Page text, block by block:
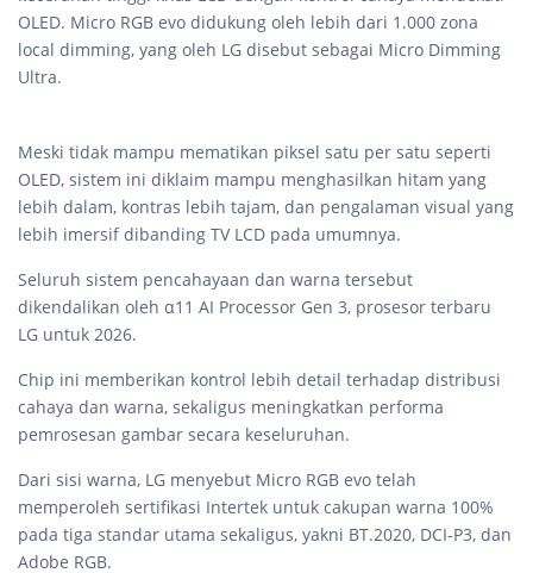
OLED. Micro RGB evo didukung oleh lebih dari 1.000 zona
local dimming, yang oleh LG disebut sebagai Micro Dimming
Ultra.
Meski tidak mampu mematikan piksel satu per satu seperti
OLED, sistem ini diklaim mampu menghasilkan hitam yang
lebih dalam, kontras lebih tajam, dan pengalaman visual yang
lebih imersif dibanding TV LCD pada umumnya.
Seluruh sistem pencahayaan dan warna tersebut
dikendalikan oleh α11 AI Processor Gen 3, prosesor terbaru
LG untuk 2026.
Chip ini memberikan kontrol lebih detail terhadap distribusi
cahaya dan warna, sekaligus meningkatkan performa
pemrosesan gambar secara keseluruhan.
Dari sisi warna, LG menyebut Micro RGB evo telah
memperoleh sertifikasi Intertek untuk cakupan warna 100%
pada tiga standar utama sekaligus, yakni BT.2020, DCI-P3, dan
Adobe RGB.